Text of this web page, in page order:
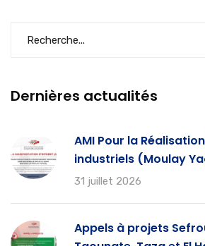
Dernières actualités
AMI Pour la
industriels (Moulay
31 juillet 2026
Appels à projets